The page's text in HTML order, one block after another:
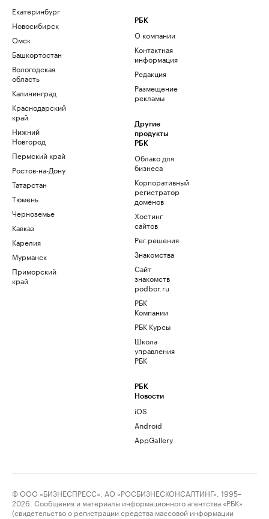
Екатеринбург
Новосибирск
Омск
Башкортостан
Вологодская
область
Калининград
Краснодарский
край
Нижний
Новгород
Пермский край
Ростов-на-Дону
Татарстан
Тюмень
Черноземье
Кавказ
Карелия
Мурманск
Приморский
край
РБК
О компании
Контактная
информация
Редакция
Размещение
рекламы
Другие
продукты
РБК
Облако для
бизнеса
Корпоративный
регистратор
доменов
Хостинг
сайтов
Рег.решения
Знакомства
Сайт
знакомств
podbor.ru
РБК
Компании
РБК Курсы
Школа
управления
РБК
РБК
Новости
iOS
Android
AppGallery
© ООО «БИЗНЕСПРЕСС», АО «РОСБИЗНЕСКОНСАЛТИНГ», 1995–
2026. Сообщения и материалы информационного агентства «РБК»
(свидетельство о регистрации средства массовой информации